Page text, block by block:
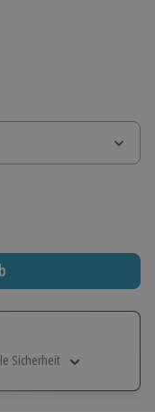
Sicherheit